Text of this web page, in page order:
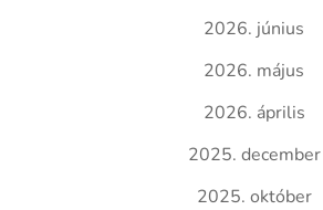
2026. június
2026. május
2026. április
2025. december
2025. október